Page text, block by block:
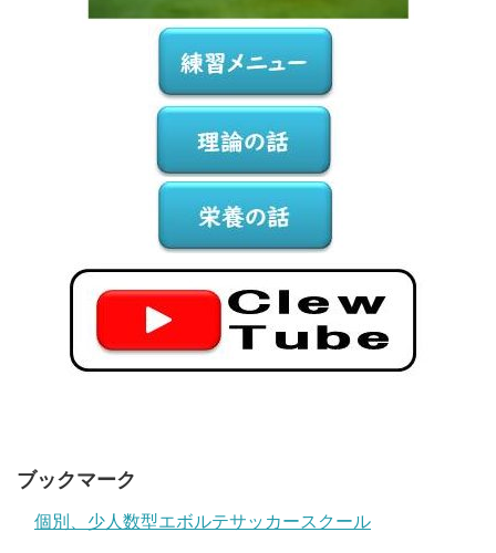
ブックマーク
個別、少人数型エボルテサッカースクール